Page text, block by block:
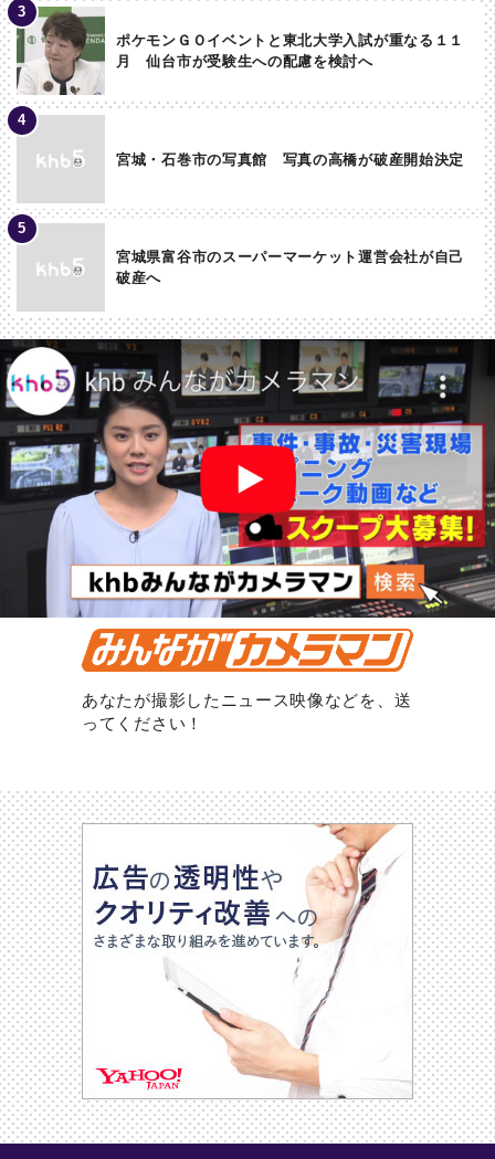
ポケモンＧＯイベントと東北大学入試が重なる１１
月 仙台市が受験生への配慮を検討へ
宮城・石巻市の写真館 写真の高橋が破産開始決定
宮城県富谷市のスーパーマーケット運営会社が自己
破産へ
あなたが撮影したニュース映像などを、送
ってください！